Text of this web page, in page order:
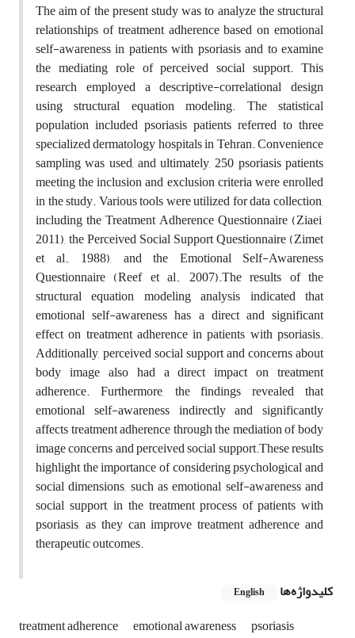
The aim of the present study was to analyze the structural
relationships of treatment adherence based on emotional
self-awareness in patients with psoriasis and to examine
the mediating role of perceived social support. This
research employed a descriptive-correlational design
using structural equation modeling. The statistical
population included psoriasis patients referred to three
specialized dermatology hospitals in Tehran. Convenience
sampling was used, and ultimately, 250 psoriasis patients
meeting the inclusion and exclusion criteria were enrolled
in the study. Various tools were utilized for data collection,
including the Treatment Adherence Questionnaire (Ziaei,
2011), the Perceived Social Support Questionnaire (Zimet
et al., 1988), and the Emotional Self-Awareness
Questionnaire (Reef et al., 2007).The results of the
structural equation modeling analysis indicated that
emotional self-awareness has a direct and significant
effect on treatment adherence in patients with psoriasis.
Additionally, perceived social support and concerns about
body image also had a direct impact on treatment
adherence. Furthermore, the findings revealed that
emotional self-awareness indirectly and significantly
affects treatment adherence through the mediation of body
image concerns and perceived social support.These results
highlight the importance of considering psychological and
social dimensions, such as emotional self-awareness and
social support, in the treatment process of patients with
psoriasis, as they can improve treatment adherence and
therapeutic outcomes.
کلیدواژه‌ها
English
treatment adherence emotional awareness
psoriasis